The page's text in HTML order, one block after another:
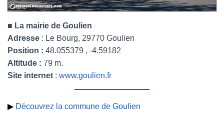
■ La mairie de Goulien
Adresse : Le Bourg, 29770 Goulien
Position : 48.055379 , -4.59182
Altitude : 79 m.
Site internet : www.goulien.fr
▶ Découvrez la commune de Goulien